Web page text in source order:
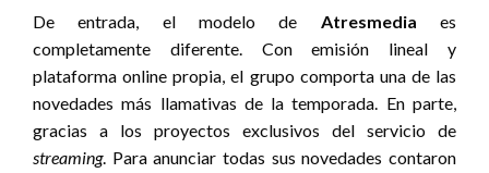
De entrada, el modelo de Atresmedia es
completamente diferente. Con emisión lineal y
plataforma online propia, el grupo comporta una de las
novedades más llamativas de la temporada. En parte,
gracias a los proyectos exclusivos del servicio de
streaming. Para anunciar todas sus novedades contaron